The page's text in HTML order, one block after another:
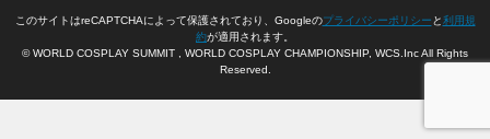
このサイトはreCAPTCHAによって保護されており、Googleのプライバシーポリシーと利用規
約が適用されます。
© WORLD COSPLAY SUMMIT , WORLD COSPLAY CHAMPIONSHIP, WCS.Inc All Rights
Reserved.